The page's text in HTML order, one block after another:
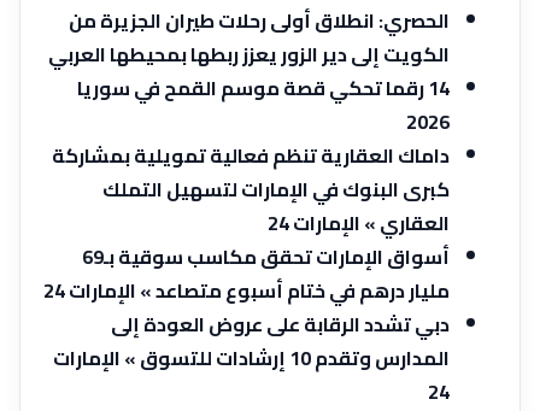
الحصري: انطلاق أولى رحلات طيران الجزيرة من
الكويت إلى دير الزور يعزز ربطها بمحيطها العربي
14 رقما تحكي قصة موسم القمح في سوريا
2026
داماك العقارية تنظم فعالية تمويلية بمشاركة
كبرى البنوك في الإمارات لتسهيل التملك
العقاري » الإمارات 24
أسواق الإمارات تحقق مكاسب سوقية بـ69
مليار درهم في ختام أسبوع متصاعد » الإمارات 24
دبي تشدد الرقابة على عروض العودة إلى
المدارس وتقدم 10 إرشادات للتسوق » الإمارات
24